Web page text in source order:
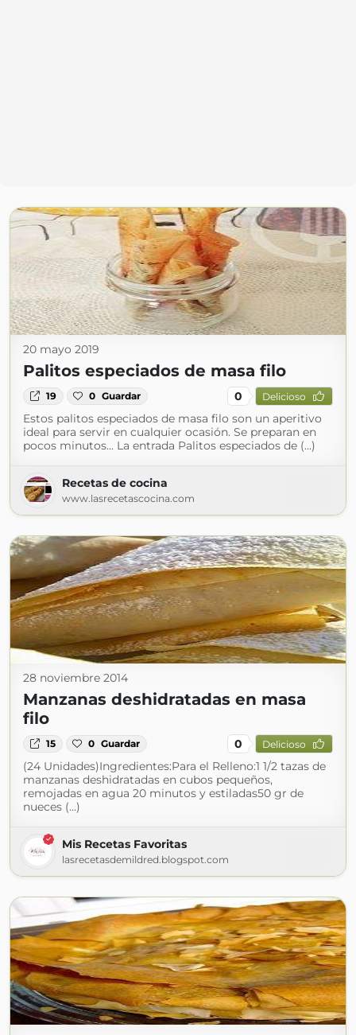
20 mayo 2019
Palitos especiados de masa filo
19 0 Guardar 0 Delicioso
Estos palitos especiados de masa filo son un aperitivo
ideal para servir en cualquier ocasión. Se preparan en
pocos minutos... La entrada Palitos especiados de (...)
Recetas de cocina
www.lasrecetascocina.com
28 noviembre 2014
Manzanas deshidratadas en masa
filo
15 0 Guardar 0 Delicioso
(24 Unidades)Ingredientes:Para el Relleno:1 1/2 tazas de
manzanas deshidratadas en cubos pequeños,
remojadas en agua 20 minutos y estiladas50 gr de
nueces (...)
Mis Recetas Favoritas
lasrecetasdemildred.blogspot.com